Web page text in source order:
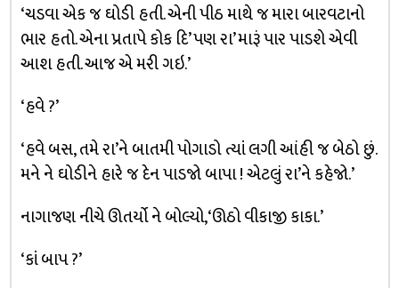
‘ચડવા એક જ ઘોડી હતી. એની પીઠ માથે જ મારા બારવટાનો
ભાર હતો. એના પ્રતાપે કોક દિ’ પણ રા’ મારૂં પાર પાડશે એવી
આશ હતી. આજ એ મરી ગઇ.’
‘હવે ?’
‘હવે બસ, તમે રા’ને બાતમી પોગાડો ત્યાં લગી આંહી જ બેઠો છું.
મને ને ઘોડીને હારે જ દેન પાડજો બાપા ! એટલું રા’ને કહેજો.’
નાગાજણ નીચે ઊતર્યો ને બોલ્યો, ‘ઊઠો વીકાજી કાકા.’
‘કાં બાપ ?’